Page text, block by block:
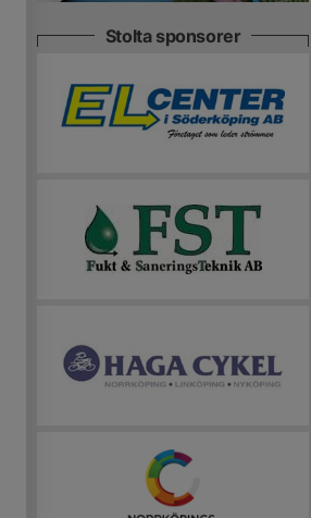
Stolta sponsorer